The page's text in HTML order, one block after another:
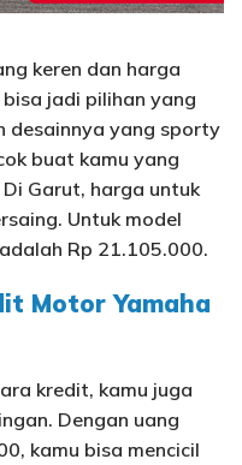
keren dan harga
jadi pilihan yang
desainnya yang sporty
buat kamu yang
Garut, harga untuk
Untuk model
Rp 21.105.000.
Motor Yamaha
kredit, kamu juga
Dengan uang
kamu bisa mencicil